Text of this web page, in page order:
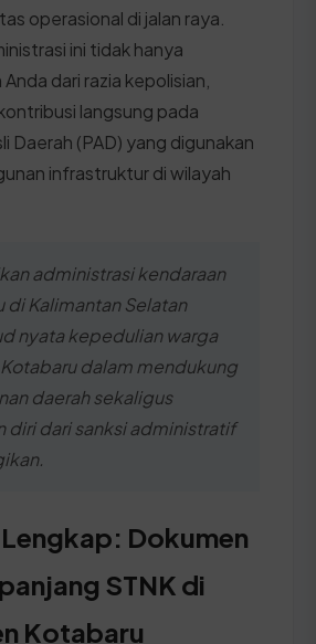
operasional di jalan raya.
ini tidak hanya
dari razia kepolisian,
langsung pada
Daerah (PAD) yang digunakan
infrastruktur di wilayah
administrasi kendaraan
di Kalimantan Selatan
nyata kepedulian warga
dalam mendukung
daerah sekaligus
diri dari sanksi administratif
Dokumen
STNK di
Kotabaru